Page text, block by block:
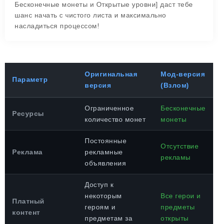
Бесконечные монеты и Открытые уровни] даст тебе
шанс начать с чистого листа и максимально
насладиться процессом!
Параметр
Оригинальная
версия
Мод-версия
(Взлом)
Ресурсы
Ограниченное
количество монет
Бесконечные
монеты
Реклама
Постоянные
рекламные
объявления
Отсутствие
рекламы
Платный
контент
Доступ к
некоторым
героям и
предметам за
Все герои и
предметы
открыты